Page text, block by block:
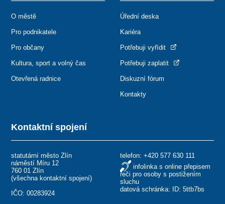
Kontaktní spojení
statutární město Zlín
náměstí Míru 12
760 01 Zlín
(všechna kontaktní spojení)
IČO: 00283924
telefon: +420 577 630 111
infolinka s online přepisem
řeči pro osoby s postižením
sluchu
datová schránka: ID: 5ttb7bs
O městě
Pro podnikatele
Pro občany
Kultura, sport a volný čas
Otevřená radnice
Úřední deska
Kariéra
Potřebuji vyřídit
Potřebuji zaplatit
Diskuzní fórum
Kontakty